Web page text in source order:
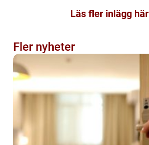
Läs fler inlägg här
Fler nyheter